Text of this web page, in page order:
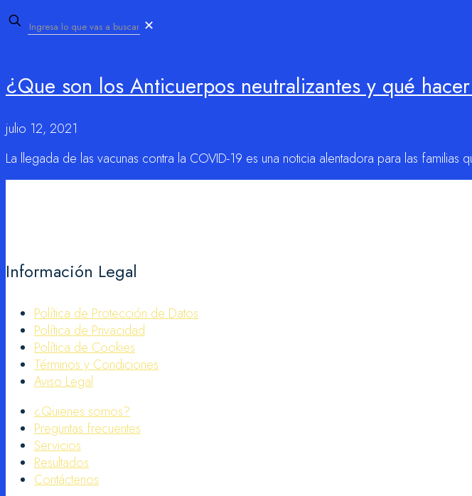
✕
¿Que son los Anticuerpos neutralizantes y qué
julio 12, 2021
La llegada de las vacunas contra la COVID-19 es una noticia alentadora para las
Información Legal
Política de Protección de Datos
Política de Privacidad
Política de Cookies
Términos y Condiciones
Aviso Legal
¿Quienes somos?
Preguntas frecuentes
Servicios
Resultados
Contáctenos